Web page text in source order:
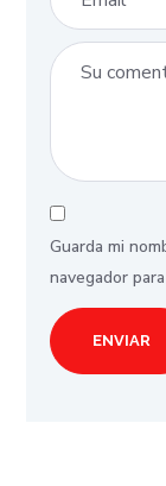
Guarda mi
navegador